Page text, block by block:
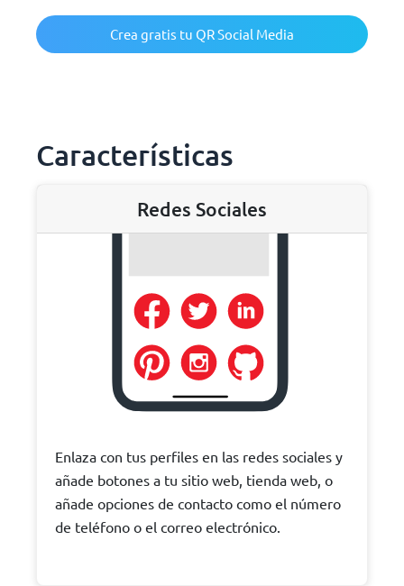
Crea gratis tu QR Social Media
Características
Redes Sociales
Enlaza con tus perfiles en las redes sociales y
añade botones a tu sitio web, tienda web, o
añade opciones de contacto como el número
de teléfono o el correo electrónico.